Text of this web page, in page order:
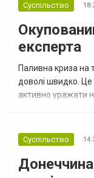
Суспільство
експерта
Паливна криза на
доволі швидко. Це
активно уражати
Суспільство